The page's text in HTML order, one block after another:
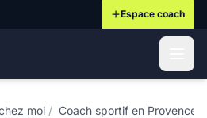
Espace coach
moi / Coach sportif en